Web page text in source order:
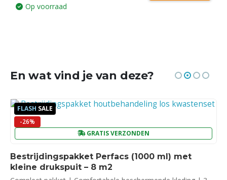
Op voorraad
En wat vind je van deze?
FLASH SALE
-26%
GRATIS VERZONDEN
Bestrijdingspakket Perfacs (1000 ml) met
kleine drukspuit – 8 m2